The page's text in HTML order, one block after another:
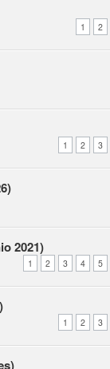
1 2
1 2 3
2021)
1 2 3 4 5
1 2 3